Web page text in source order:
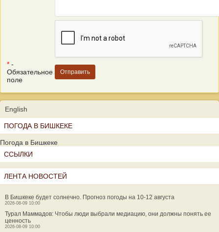
* -
Обязательное
поле
English
ПОГОДА В БИШКЕКЕ
Погода в Бишкеке
ССЫЛКИ
ЛЕНТА НОВОСТЕЙ
В Бишкеке будет солнечно. Прогноз погоды на 10-12 августа
2026-08-09 10:00
Турал Маммадов: Чтобы люди выбрали медиацию, они должны понять ее
ценность
2026-08-09 10:00